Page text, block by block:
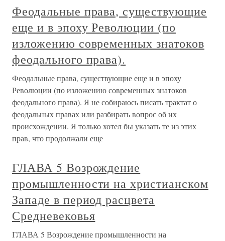
Феодальные права, существующие
еще и в эпоху Революции (по
изложению современных знатоков
феодального права).
Феодальные права, существующие еще и в эпоху
Революции (по изложению современных знатоков
феодального права). Я не собираюсь писать трактат о
феодальных правах или разбирать вопрос об их
происхождении. Я только хотел бы указать те из этих
прав, что продолжали еще
ГЛАВА 5 Возрождение
промышленности на христианском
Западе в период расцвета
Средневековья
ГЛАВА 5 Возрождение промышленности на